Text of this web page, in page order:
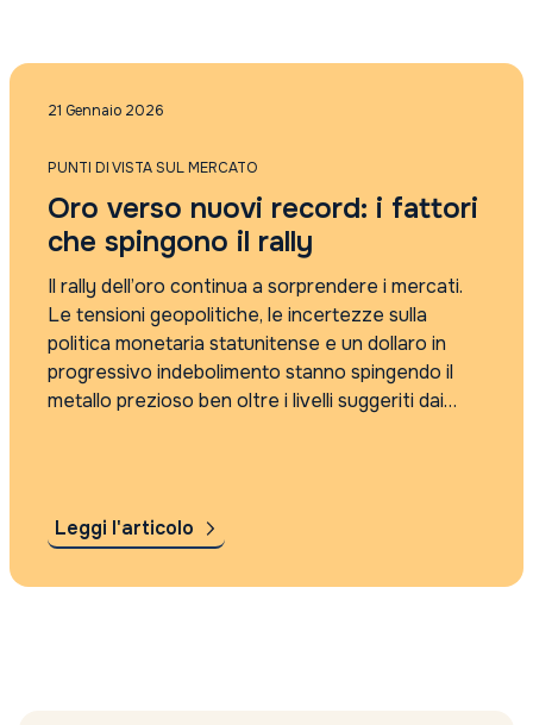
21 Gennaio 2026
PUNTI DI VISTA SUL MERCATO
Oro verso nuovi record: i fattori
che spingono il rally
Il rally dell’oro continua a sorprendere i mercati.
Le tensioni geopolitiche, le incertezze sulla
politica monetaria statunitense e un dollaro in
progressivo indebolimento stanno spingendo il
metallo prezioso ben oltre i livelli suggeriti dai
Leggi l'articolo